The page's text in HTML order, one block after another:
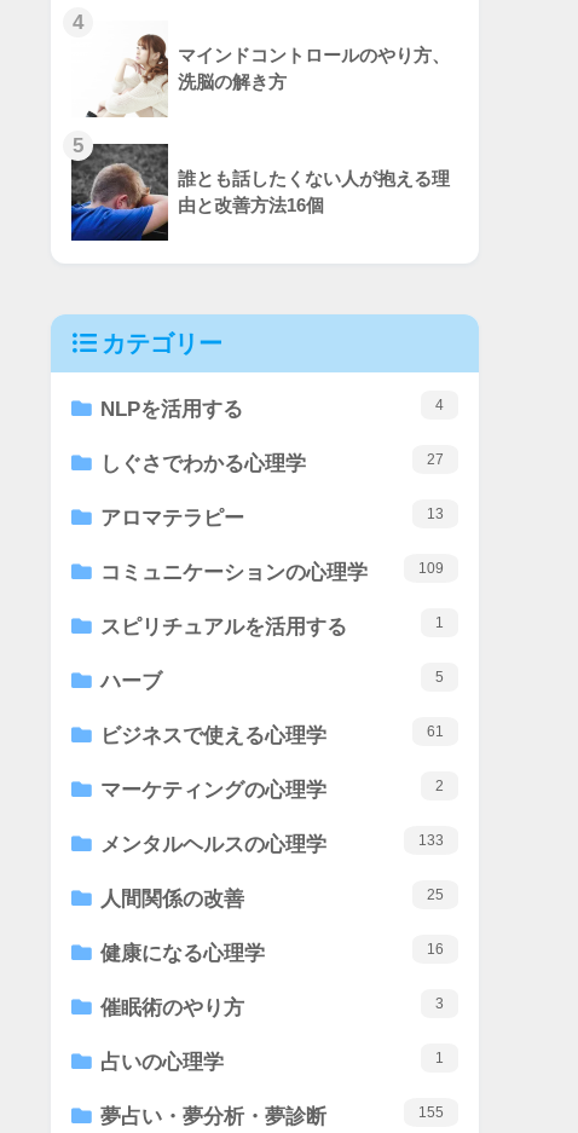
4
マインドコントロールのやり方、
洗脳の解き方
5
誰とも話したくない人が抱える理
由と改善方法16個
カテゴリー
NLPを活用する 4
しぐさでわかる心理学 27
アロマテラピー 13
コミュニケーションの心理学 109
スピリチュアルを活用する 1
ハーブ 5
ビジネスで使える心理学 61
マーケティングの心理学 2
メンタルヘルスの心理学 133
人間関係の改善 25
健康になる心理学 16
催眠術のやり方 3
占いの心理学 1
夢占い・夢分析・夢診断 155